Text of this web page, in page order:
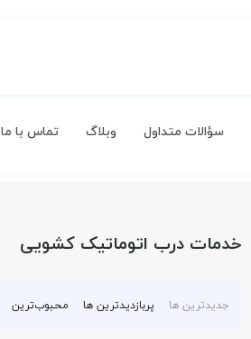
سؤالات متداول وبلاگ تماس با ما
خدمات درب اتوماتیک کشویی
جدیدترین ها پربازدیدترین ها محبوب‌‌ترین